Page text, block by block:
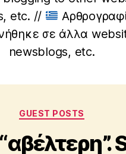
etc. //
σε άλλα
newsblogs, etc.
Categories
GUEST POSTS
B
A
o